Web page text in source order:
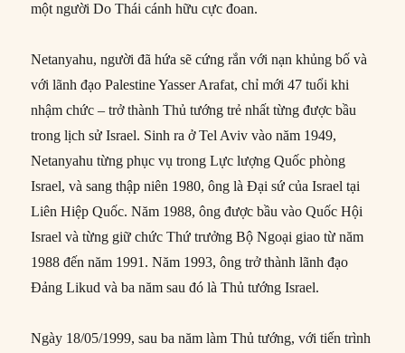
một người Do Thái cánh hữu cực đoan.
Netanyahu, người đã hứa sẽ cứng rắn với nạn khủng bố và
với lãnh đạo Palestine Yasser Arafat, chỉ mới 47 tuổi khi
nhậm chức – trở thành Thủ tướng trẻ nhất từng được bầu
trong lịch sử Israel. Sinh ra ở Tel Aviv vào năm 1949,
Netanyahu từng phục vụ trong Lực lượng Quốc phòng
Israel, và sang thập niên 1980, ông là Đại sứ của Israel tại
Liên Hiệp Quốc. Năm 1988, ông được bầu vào Quốc Hội
Israel và từng giữ chức Thứ trưởng Bộ Ngoại giao từ năm
1988 đến năm 1991. Năm 1993, ông trở thành lãnh đạo
Đảng Likud và ba năm sau đó là Thủ tướng Israel.
Ngày 18/05/1999, sau ba năm làm Thủ tướng, với tiến trình